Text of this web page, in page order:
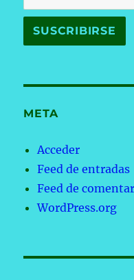
META
Acceder
Feed de entradas
Feed de
WordPress.org